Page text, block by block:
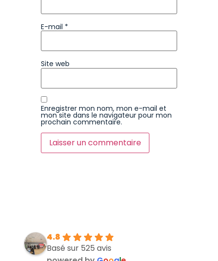
E-mail *
Site web
Enregistrer mon nom, mon e-mail et
mon site dans le navigateur pour mon
prochain commentaire.
4.8
Basé sur 525 avis